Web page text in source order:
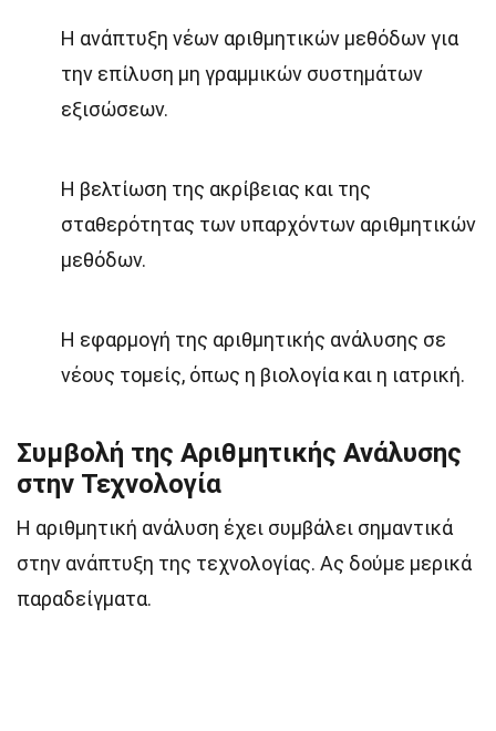
Η ανάπτυξη νέων αριθμητικών μεθόδων για
την επίλυση μη γραμμικών συστημάτων
εξισώσεων.
Η βελτίωση της ακρίβειας και της
σταθερότητας των υπαρχόντων αριθμητικών
μεθόδων.
Η εφαρμογή της αριθμητικής ανάλυσης σε
νέους τομείς, όπως η βιολογία και η ιατρική.
Συμβολή της Αριθμητικής Ανάλυσης
στην Τεχνολογία
Η αριθμητική ανάλυση έχει συμβάλει σημαντικά
στην ανάπτυξη της τεχνολογίας. Ας δούμε μερικά
παραδείγματα.